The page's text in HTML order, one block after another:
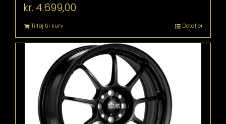
kr. 4.699,00
Tilføj til kurv Detaljer